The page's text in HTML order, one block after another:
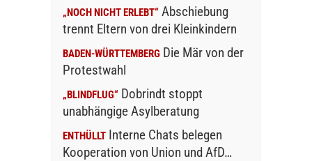
„NOCH NICHT ERLEBT“ Abschiebung
trennt Eltern von drei Kleinkindern
BADEN-WÜRTTEMBERG Die Mär von der
Protestwahl
„BLINDFLUG“ Dobrindt stoppt
unabhängige Asylberatung
ENTHÜLLT Interne Chats belegen
Kooperation von Union und AfD…